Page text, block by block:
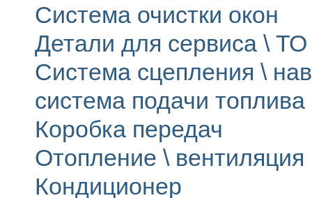
Система очистки окон
Детали для сервиса \ ТО
Система сцепления \
система подачи топлива
Коробка передач
Отопление \ вентиляция
Кондиционер